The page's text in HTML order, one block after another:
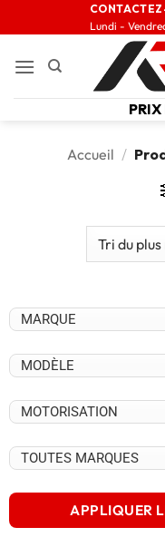
Lundi -
Accueil /
APPLIQUER